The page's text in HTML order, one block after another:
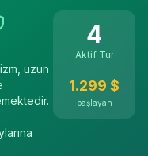
uzun
4
Aktif Tur
1.299 $
başlayan